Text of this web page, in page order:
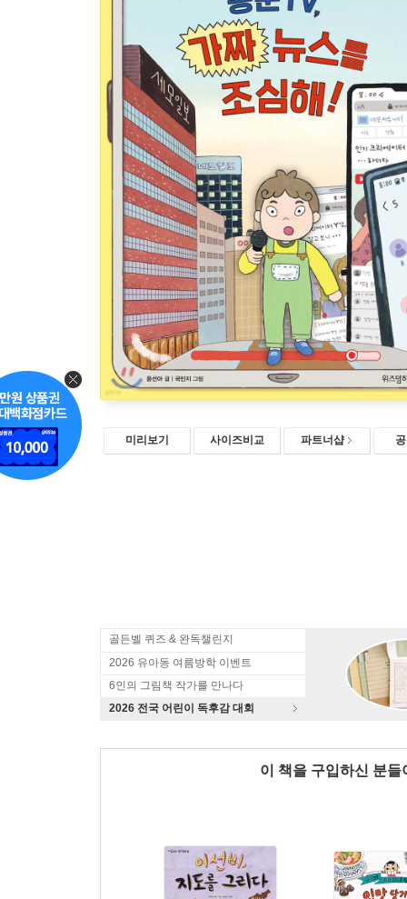
미리보기 사이즈비교 파트너샵
골든벨 퀴즈 & 완독챌린지
2026 유아동 여름방학 이벤트
6인의 그림책 작가를 만나다
2026 전국 어린이 독후감 대회
이 책을 구입하신 분